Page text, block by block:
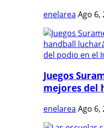
enelarea Ago 6,
Juegos
mejores del
enelarea Ago 6,